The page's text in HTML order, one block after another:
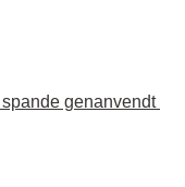
genanvendt